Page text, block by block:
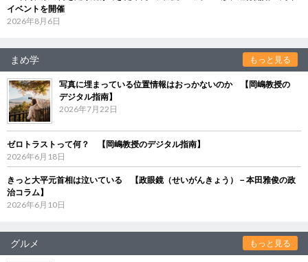
イベントを開催
2026年8月6日
まめ学 もっと見る
写真に埋まっている位置情報はおっかないのか 【岡嶋教授の
デジタル指南】
2026年7月22日
ゼロトラストって何？ 【岡嶋教授のデジタル指南】
2026年6月18日
きっと大平元首相は泣いている 【政眼鏡（せいがんきょう）－本田雅俊の政
治コラム】
2026年6月10日
グルメ もっと見る